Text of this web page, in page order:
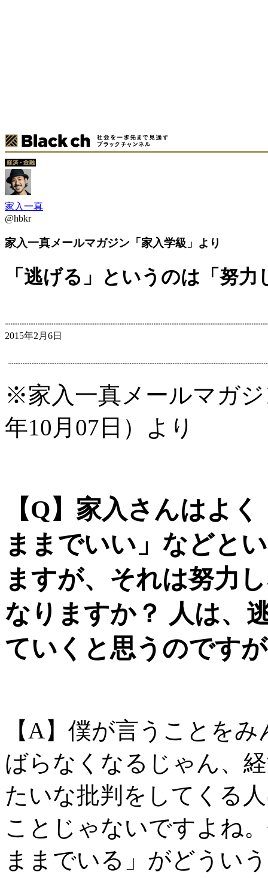
家入一真
@hbkr
家入一真メールマガジン「家入学級」より
「逃げる」というのは「努
2015年2月6日
※家入一真メールマガ
年10月07日）より
【Q】家入さんはよ
ままでいい」などと
ますが、それは努力
なりますか？ 人は、
ていくと思うのです
【A】僕が言うことを
ばらなくなるじゃん、
たいな批判をしてくる
ことじゃないですよね
ままでいる」がどうい